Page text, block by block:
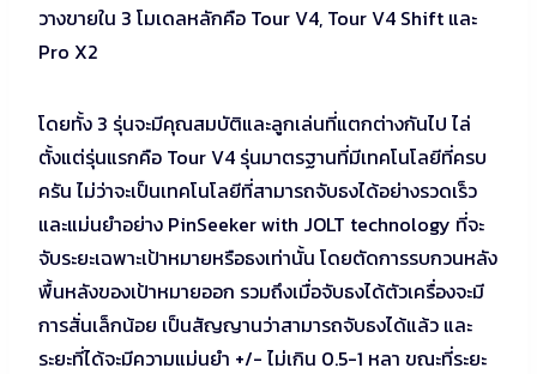
วางขายใน 3 โมเดลหลักคือ Tour V4, Tour V4 Shift และ
Pro X2
โดยทั้ง 3 รุ่นจะมีคุณสมบัติและลูกเล่นที่แตกต่างกันไป ไล่
ตั้งแต่รุ่นแรกคือ Tour V4 รุ่นมาตรฐานที่มีเทคโนโลยีที่ครบ
ครัน ไม่ว่าจะเป็นเทคโนโลยีที่สามารถจับธงได้อย่างรวดเร็ว
และแม่นยำอย่าง PinSeeker with JOLT technology ที่จะ
จับระยะเฉพาะเป้าหมายหรือธงเท่านั้น โดยตัดการรบกวนหลัง
พื้นหลังของเป้าหมายออก รวมถึงเมื่อจับธงได้ตัวเครื่องจะมี
การสั่นเล็กน้อย เป็นสัญญานว่าสามารถจับธงได้แล้ว และ
ระยะที่ได้จะมีความแม่นยำ +/- ไม่เกิน 0.5-1 หลา ขณะที่ระยะ